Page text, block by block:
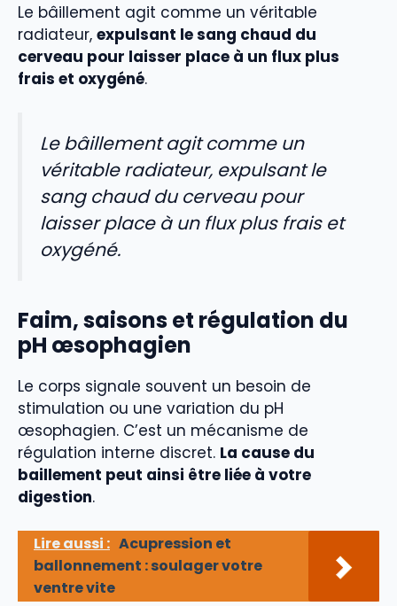
Le bâillement agit comme un véritable
radiateur, expulsant le sang chaud du
cerveau pour laisser place à un flux plus
frais et oxygéné.
Le bâillement agit comme un
véritable radiateur, expulsant le
sang chaud du cerveau pour
laisser place à un flux plus frais et
oxygéné.
Faim, saisons et régulation du
pH œsophagien
Le corps signale souvent un besoin de
stimulation ou une variation du pH
œsophagien. C’est un mécanisme de
régulation interne discret. La cause du
baillement peut ainsi être liée à votre
digestion.
Lire aussi : Acupression et
ballonnement : soulager votre
ventre vite